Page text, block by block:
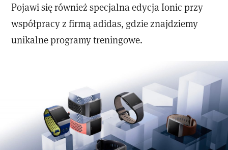
Pojawi się również specjalna edycja Ionic przy
współpracy z firmą adidas, gdzie znajdziemy
unikalne programy treningowe.